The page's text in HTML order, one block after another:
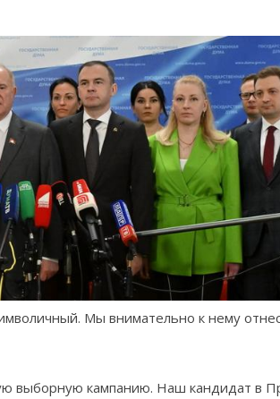
Мы внимательно к нему
выборную кампанию. Наш кандидат в